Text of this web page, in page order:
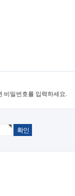
비밀번호를 입력하세요.